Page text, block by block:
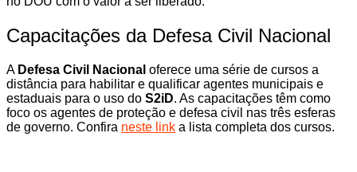
Capacitações da Defesa Civil Nacional
A Defesa Civil Nacional oferece uma série de cursos a
distância para habilitar e qualificar agentes municipais e
estaduais para o uso do S2iD. As capacitações têm como
foco os agentes de proteção e defesa civil nas três esferas
de governo. Confira neste link a lista completa dos cursos.